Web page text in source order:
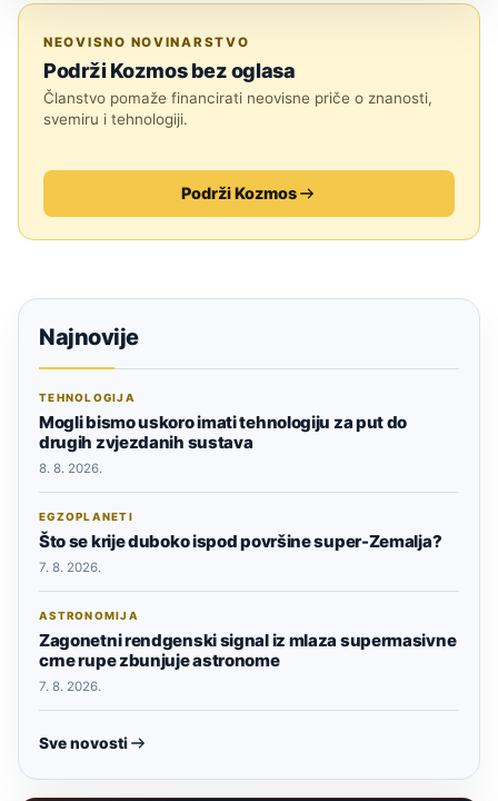
NEOVISNO NOVINARSTVO
Podrži Kozmos bez oglasa
Članstvo pomaže financirati neovisne priče o znanosti,
svemiru i tehnologiji.
Podrži Kozmos
Najnovije
TEHNOLOGIJA
Mogli bismo uskoro imati tehnologiju za put do
drugih zvjezdanih sustava
8. 8. 2026.
EGZOPLANETI
Što se krije duboko ispod površine super-Zemalja?
7. 8. 2026.
ASTRONOMIJA
Zagonetni rendgenski signal iz mlaza supermasivne
crne rupe zbunjuje astronome
7. 8. 2026.
Sve novosti